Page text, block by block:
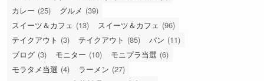
カレー (25) グルメ (39)
スイーツ＆カフェ (13) スイーツ＆カフェ (96)
テイクアウト (3) テイクアウト (85) パン (11)
ブログ (3) モニター (10) モニプラ当選 (6)
モラタメ当選 (4) ラーメン (27)